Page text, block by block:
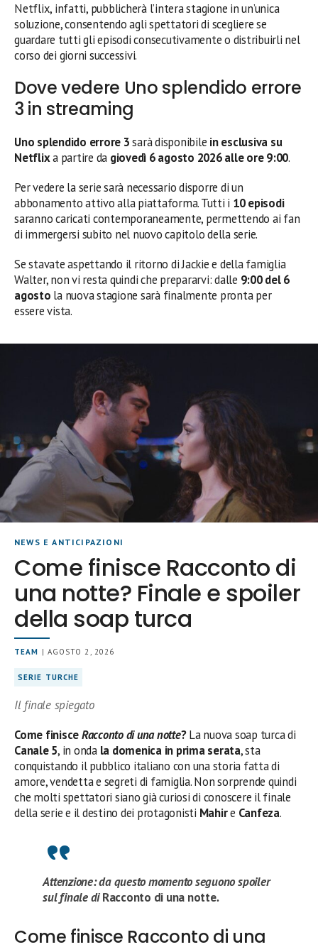
Netflix, infatti, pubblicherà l’intera stagione in un’unica
soluzione, consentendo agli spettatori di scegliere se
guardare tutti gli episodi consecutivamente o distribuirli nel
corso dei giorni successivi.
Dove vedere Uno splendido errore
3 in streaming
Uno splendido errore 3sarà disponibile in esclusiva su
Netflixa partire da giovedì 6 agosto 2026 alle ore 9:00.
Per vedere la serie sarà necessario disporre di un
abbonamento attivo alla piattaforma. Tutti i 10 episodi
saranno caricati contemporaneamente, permettendo ai fan
di immergersi subito nel nuovo capitolo della serie.
Se stavate aspettando il ritorno di Jackie e della famiglia
Walter, non vi resta quindi che prepararvi: dalle 9:00 del 6
agosto la nuova stagione sarà finalmente pronta per
essere vista.
NEWS E ANTICIPAZIONI
Come finisce Racconto di
una notte? Finale e spoiler
della soap turca
TEAM | AGOSTO 2, 2026
SERIE TURCHE
Il finale spiegato
Come finisceRacconto di una notte?La nuova soap turca di
Canale 5, in onda la domenica in prima serata, sta
conquistando il pubblico italiano con una storia fatta di
amore, vendetta e segreti di famiglia. Non sorprende quindi
che molti spettatori siano già curiosi di conoscere il finale
della serie e il destino dei protagonisti Mahire Canfeza.
Attenzione: da questo momento seguono spoiler
sul finale diRacconto di una notte.
Come finisce Racconto di una